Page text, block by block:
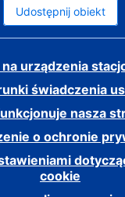
Udostępnij obiekt
urządzenia
świadczenia
nasza
o ochronie
cookie